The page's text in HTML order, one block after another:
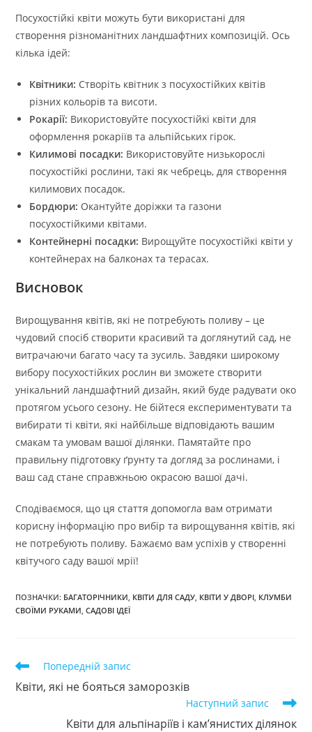
Посухостійкі квіти можуть бути використані для
створення різноманітних ландшафтних композицій. Ось
кілька ідей:
Квітники: Створіть квітник з посухостійких квітів
різних кольорів та висоти.
Рокарії: Використовуйте посухостійкі квіти для
оформлення рокаріїв та альпійських гірок.
Килимові посадки: Використовуйте низькорослі
посухостійкі рослини, такі як чебрець, для створення
килимових посадок.
Бордюри: Окантуйте доріжки та газони
посухостійкими квітами.
Контейнерні посадки: Вирощуйте посухостійкі квіти у
контейнерах на балконах та терасах.
Висновок
Вирощування квітів, які не потребують поливу – це
чудовий спосіб створити красивий та доглянутий сад, не
витрачаючи багато часу та зусиль. Завдяки широкому
вибору посухостійких рослин ви зможете створити
унікальний ландшафтний дизайн, який буде радувати око
протягом усього сезону. Не бійтеся експериментувати та
вибирати ті квіти, які найбільше відповідають вашим
смакам та умовам вашої ділянки. Памятайте про
правильну підготовку ґрунту та догляд за рослинами, і
ваш сад стане справжньою окрасою вашої дачі.
Сподіваємося, що ця стаття допомогла вам отримати
корисну інформацію про вибір та вирощування квітів, які
не потребують поливу. Бажаємо вам успіхів у створенні
квітучого саду вашої мрії!
ПОЗНАЧКИ: БАГАТОРІЧНИКИ, КВІТИ ДЛЯ САДУ, КВІТИ У ДВОРІ, КЛУМБИ
СВОЇМИ РУКАМИ, САДОВІ ІДЕЇ
Прочитати
статей
Попередній запис
Квіти, які не бояться заморозків
Наступний запис
Квіти для альпінаріїв і кам’янистих ділянок